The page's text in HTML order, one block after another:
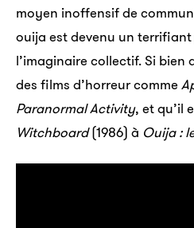
moyen inoffensif de
ouija est devenu un
l’imaginaire collectif. Si bien
des films d’horreur comme
Paranormal Activity, et qu’il
Witchboard(1986) à Ouija :